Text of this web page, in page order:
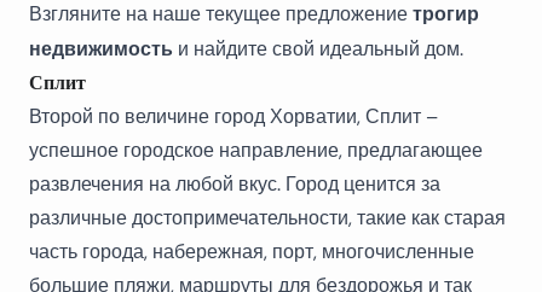
Взгляните на наше текущее предложение трогир
недвижимость и найдите свой идеальный дом.
Сплит
Второй по величине город Хорватии, Сплит –
успешное городское направление, предлагающее
развлечения на любой вкус. Город ценится за
различные достопримечательности, такие как старая
часть города, набережная, порт, многочисленные
большие пляжи, маршруты для бездорожья и так